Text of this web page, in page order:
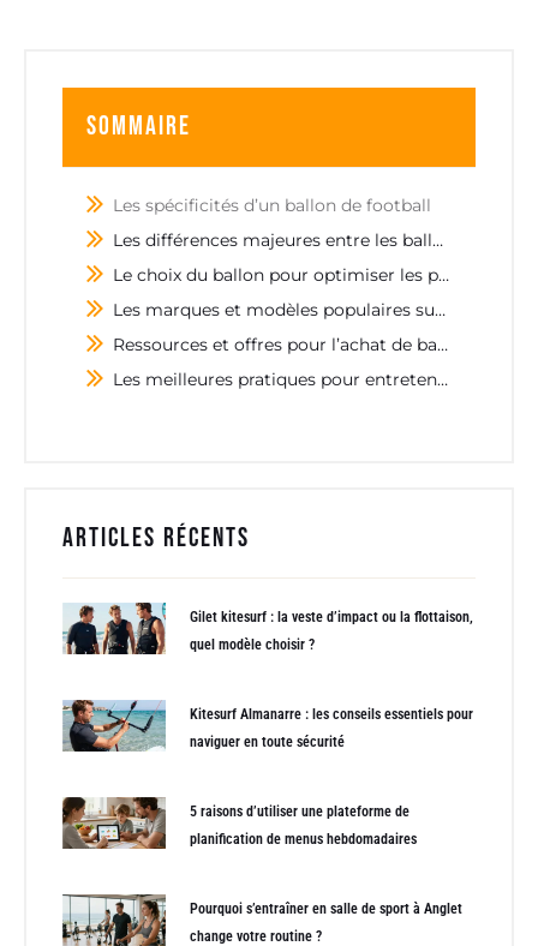
Sommaire
Les spécificités d’un ballon de football
Les différences majeures entre les ballons selon leur utilisation
Le choix du ballon pour optimiser les performances
Les marques et modèles populaires sur le marché
Ressources et offres pour l’achat de ballons de football
Les meilleures pratiques pour entretenir son ballon
Articles récents
Gilet kitesurf : la veste d’impact ou la flottaison,
quel modèle choisir ?
Kitesurf Almanarre : les conseils essentiels pour
naviguer en toute sécurité
5 raisons d’utiliser une plateforme de
planification de menus hebdomadaires
Pourquoi s’entraîner en salle de sport à Anglet
change votre routine ?